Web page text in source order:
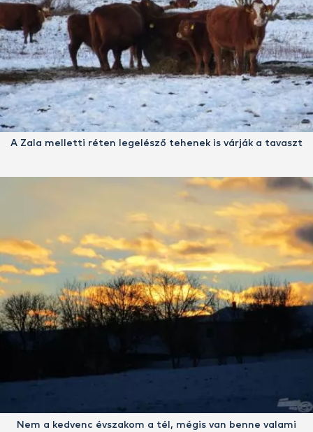
A Zala melletti réten legelésző tehenek is várják a tavaszt
Nem a kedvenc évszakom a tél, mégis van benne valami